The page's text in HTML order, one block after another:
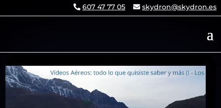
607 47 77 05 skydron@skydron.es